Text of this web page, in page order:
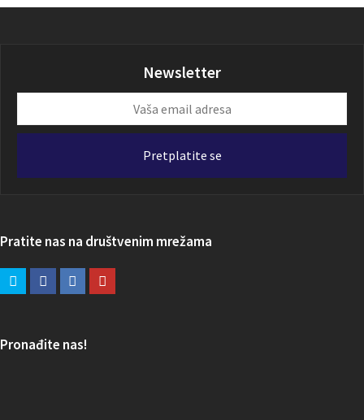
Newsletter
email
Pretplatite se
Pratite nas na društvenim mrežama
Pronađite nas!